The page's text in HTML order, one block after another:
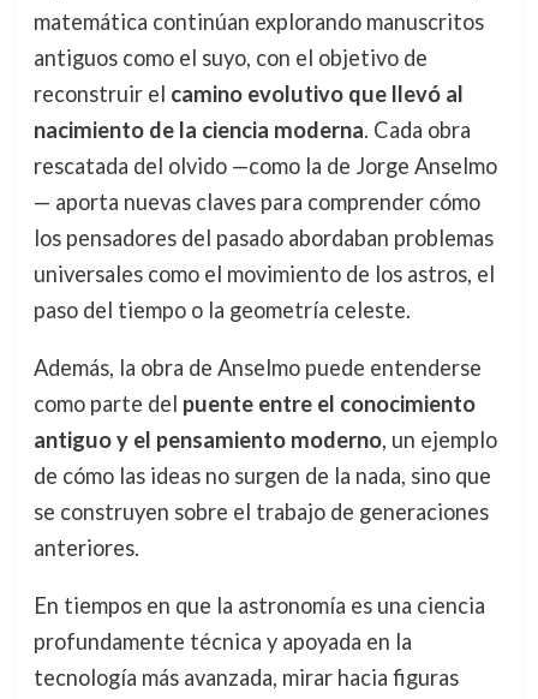
matemática continúan explorando manuscritos
antiguos como el suyo, con el objetivo de
reconstruir el camino evolutivo que llevó al
nacimiento de la ciencia moderna. Cada obra
rescatada del olvido —como la de Jorge Anselmo
— aporta nuevas claves para comprender cómo
los pensadores del pasado abordaban problemas
universales como el movimiento de los astros, el
paso del tiempo o la geometría celeste.
Además, la obra de Anselmo puede entenderse
como parte del puente entre el conocimiento
antiguo y el pensamiento moderno, un ejemplo
de cómo las ideas no surgen de la nada, sino que
se construyen sobre el trabajo de generaciones
anteriores.
En tiempos en que la astronomía es una ciencia
profundamente técnica y apoyada en la
tecnología más avanzada, mirar hacia figuras